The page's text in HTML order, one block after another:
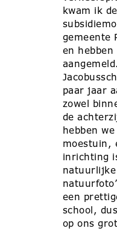
kwam ik de
gemeente
en hebben
paar jaar
zowel
de
hebben
moestuin,
inrichting
een
school,
op ons